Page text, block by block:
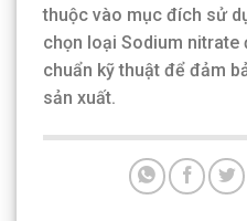
thuộc vào mục đích sử
chọn loại Sodium nitrate
chuẩn kỹ thuật để đảm
sản xuất.